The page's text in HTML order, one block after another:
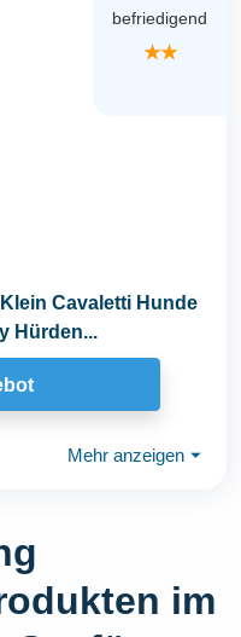
befriedigend
★★
Cavaletti Hunde
Hürden...
Mehr anzeigen ⏷
im